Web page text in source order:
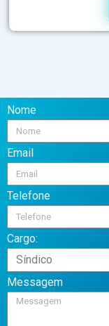
Nome
Email
Telefone
Cargo:
Messagem